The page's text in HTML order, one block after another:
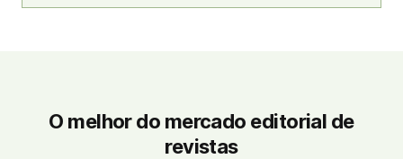
O melhor do mercado editorial de
revistas